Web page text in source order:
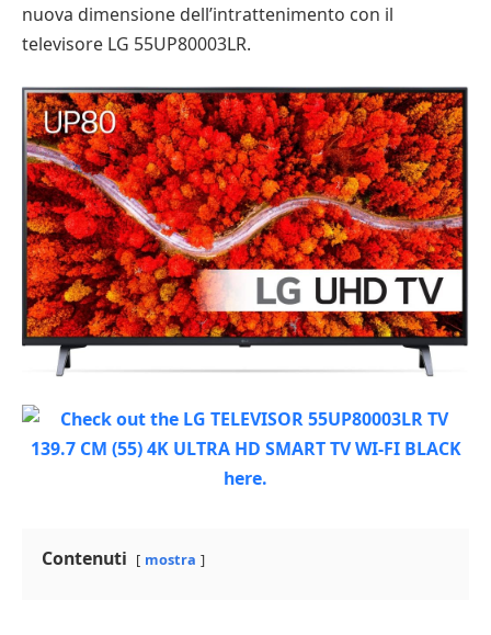
nuova dimensione dell’intrattenimento con il
televisore LG 55UP80003LR.
Contenuti mostra